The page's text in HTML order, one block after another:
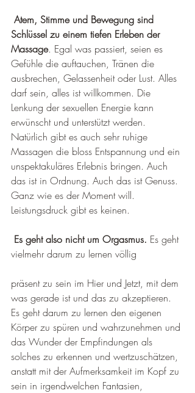
Schlüssel zu einem tiefen Erleben der
Massage. Egal was passiert, seien es
Gefühle die auftauchen, Tränen die
ausbrechen, Gelassenheit oder Lust. Alles
darf sein, alles ist willkommen. Die
Lenkung der sexuellen Energie kann
erwünscht und unterstützt werden.
Natürlich gibt es auch sehr ruhige
Massagen die bloss Entspannung und ein
unspektakuläres Erlebnis bringen. Auch
das ist in Ordnung. Auch das ist Genuss.
Ganz wie es der Moment will.
Leistungsdruck gibt es keinen.
Es geht also nicht um Orgasmus. Es geht
vielmehr darum zu lernen völlig
präsent zu sein im Hier und Jetzt, mit dem
was gerade ist und das zu akzeptieren.
Es geht darum zu lernen den eigenen
Körper zu spüren und wahrzunehmen und
das Wunder der Empfindungen als
solches zu erkennen und wertzuschätzen,
anstatt mit der Aufmerksamkeit im Kopf zu
sein in irgendwelchen Fantasien,